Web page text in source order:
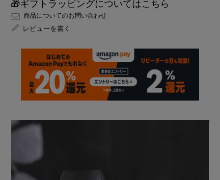
🎁ギフトラッピングについてはこちら
商品についてのお問い合わせ
レビューを書く